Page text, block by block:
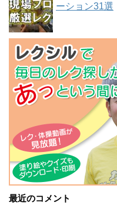
ーション31選
最近のコメント